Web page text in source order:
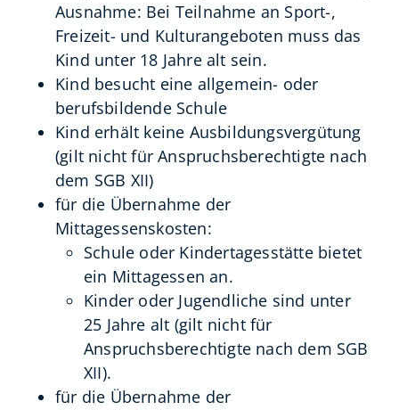
Ausnahme: Bei Teilnahme an Sport-,
Freizeit- und Kulturangeboten muss das
Kind unter 18 Jahre alt sein.
Kind besucht eine allgemein- oder
berufsbildende Schule
Kind erhält keine Ausbildungsvergütung
(gilt nicht für Anspruchsberechtigte nach
dem SGB XII)
für die Übernahme der
Mittagessenskosten:
Schule oder Kindertagesstätte bietet
ein Mittagessen an.
Kinder oder Jugendliche sind unter
25 Jahre alt (gilt nicht für
Anspruchsberechtigte nach dem SGB
XII).
für die Übernahme der